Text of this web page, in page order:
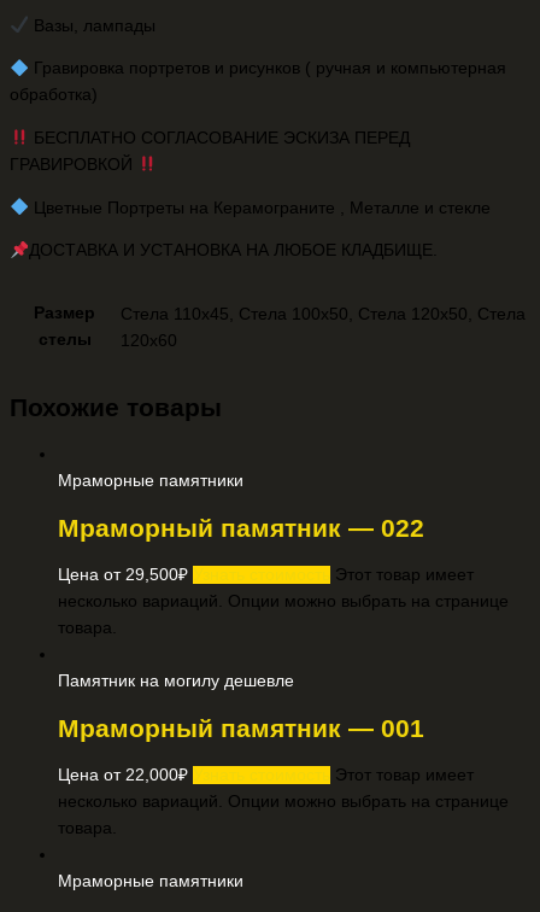
Вазы, лампады
️ Гравировка портретов и рисунков ( ручная и компьютерная
обработка)
БЕСПЛАТНО СОГЛАСОВАНИЕ ЭСКИЗА ПЕРЕД
ГРАВИРОВКОЙ
️ Цветные Портреты на Керамограните , Металле и стекле
ДОСТАВКА И УСТАНОВКА НА ЛЮБОЕ КЛАДБИЩЕ.
Размер
стелы
Стела 110х45, Стела 100х50, Стела 120х50, Стела
120х60
Похожие товары
Мраморные памятники
Мраморный памятник — 022
Цена от 29,500₽
Этот товар имеет
несколько вариаций. Опции можно выбрать на странице
товара.
Памятник на могилу дешевле
Мраморный памятник — 001
Цена от 22,000₽
Этот товар имеет
несколько вариаций. Опции можно выбрать на странице
товара.
Мраморные памятники